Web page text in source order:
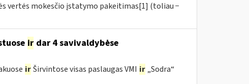
vertės mokesčio įstatymo pakeitimas[1] (toliau −
irdar 4 savivaldybėse
ir Širvintose visas paslaugas VMI ir „Sodra“